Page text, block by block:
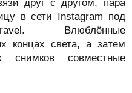
друг с другом, пара
в сети Instagram под
Влюблённые
концах света, а затем
снимков совместные